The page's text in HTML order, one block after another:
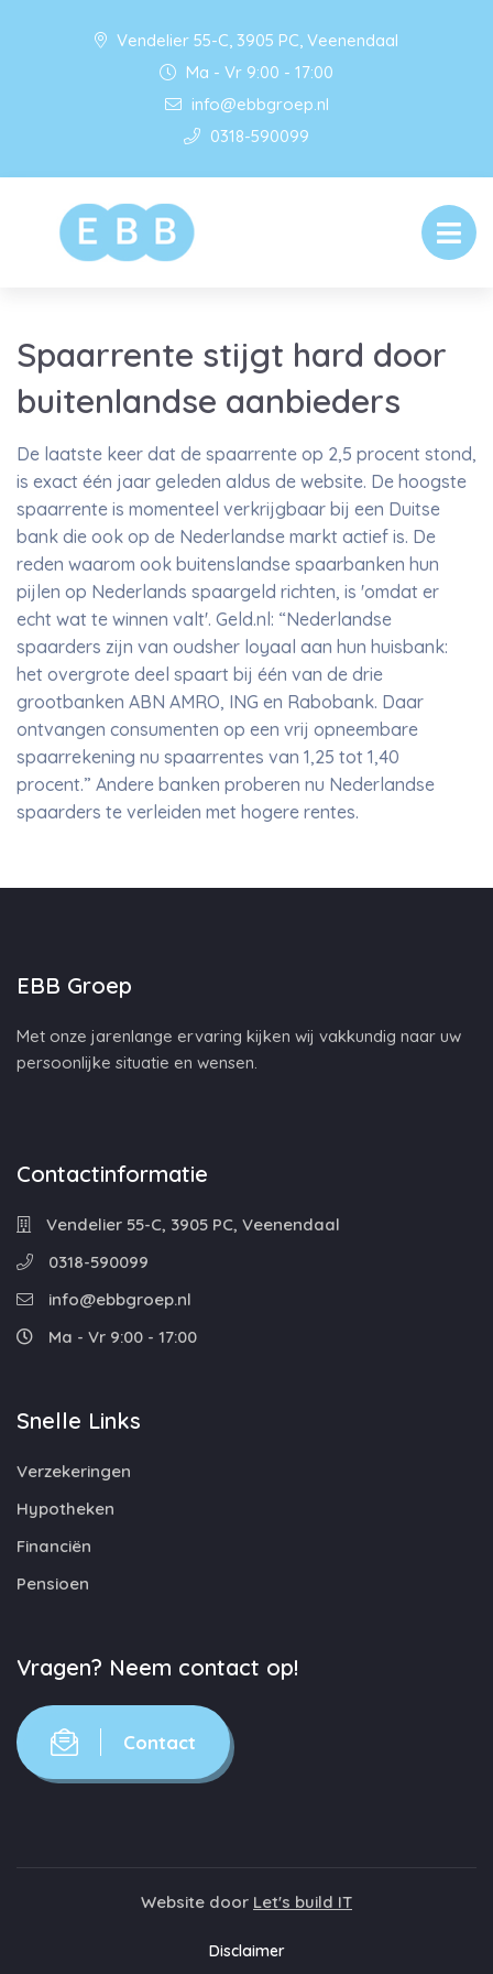
Vendelier 55-C, 3905 PC, Veenendaal
Ma - Vr 9:00 - 17:00
info@ebbgroep.nl
0318-590099
Spaarrente stijgt hard door
buitenlandse aanbieders
De laatste keer dat de spaarrente op 2,5 procent stond,
is exact één jaar geleden aldus de website. De hoogste
spaarrente is momenteel verkrijgbaar bij een Duitse
bank die ook op de Nederlandse markt actief is. De
reden waarom ook buitenslandse spaarbanken hun
pijlen op Nederlands spaargeld richten, is 'omdat er
echt wat te winnen valt'. Geld.nl: “Nederlandse
spaarders zijn van oudsher loyaal aan hun huisbank:
het overgrote deel spaart bij één van de drie
grootbanken ABN AMRO, ING en Rabobank. Daar
ontvangen consumenten op een vrij opneembare
spaarrekening nu spaarrentes van 1,25 tot 1,40
procent.” Andere banken proberen nu Nederlandse
spaarders te verleiden met hogere rentes.
EBB Groep
Met onze jarenlange ervaring kijken wij vakkundig naar uw
persoonlijke situatie en wensen.
Contactinformatie
Vendelier 55-C, 3905 PC, Veenendaal
0318-590099
info@ebbgroep.nl
Ma - Vr 9:00 - 17:00
Snelle Links
Verzekeringen
Hypotheken
Financiën
Pensioen
Vragen? Neem contact op!
Contact
Website door Let's build IT
Disclaimer